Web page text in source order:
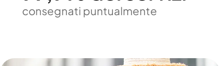
consegnati puntualmente